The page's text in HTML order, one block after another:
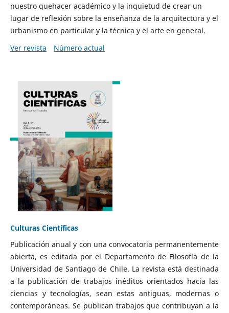
nuestro quehacer académico y la inquietud de crear un
lugar de reflexión sobre la enseñanza de la arquitectura y el
urbanismo en particular y la técnica y el arte en general.
Ver revista
Número actual
Culturas Científicas
Publicación anual y con una convocatoria permanentemente
abierta, es editada por el Departamento de Filosofía de la
Universidad de Santiago de Chile. La revista está destinada
a la publicación de trabajos inéditos orientados hacia las
ciencias y tecnologías, sean estas antiguas, modernas o
contemporáneas. Se publican trabajos que contribuyan a la